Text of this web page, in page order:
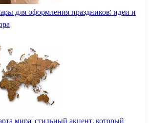
для оформления праздников: идеи и
мира: стильный акцент, который